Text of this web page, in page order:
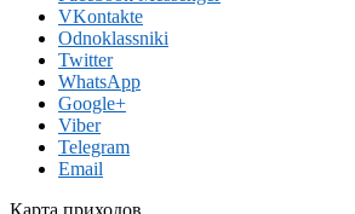
VKontakte
Odnoklassniki
Twitter
WhatsApp
Google+
Viber
Telegram
Email
Карта приходов